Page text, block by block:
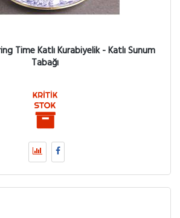
Time Katlı Kurabiyelik - Katlı Sunum
Tabağı